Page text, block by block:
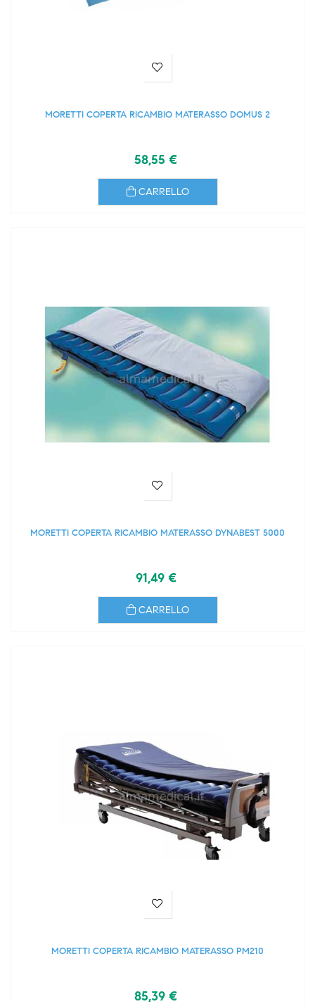
MORETTI COPERTA RICAMBIO MATERASSO DOMUS 2
58,55 €
CARRELLO
MORETTI COPERTA RICAMBIO MATERASSO DYNABEST 5000
91,49 €
CARRELLO
MORETTI COPERTA RICAMBIO MATERASSO PM210
85,39 €